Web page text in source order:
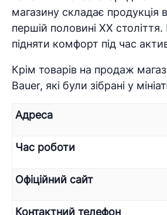
магазину складає продукція
першій половині XX
підняти комфорт під час
Крім товарів на продаж
Bauer, які були зібрані у
Адреса
Час роботи
Офіційний сайт
Контактний телефон